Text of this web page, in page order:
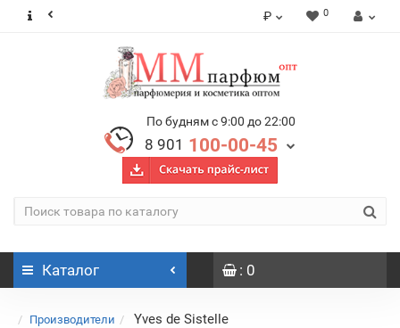
₽ 0
По будням с 9:00 до 22:00
8 901 100-00-45
Каталог : 0
Производители Yves de Sistelle